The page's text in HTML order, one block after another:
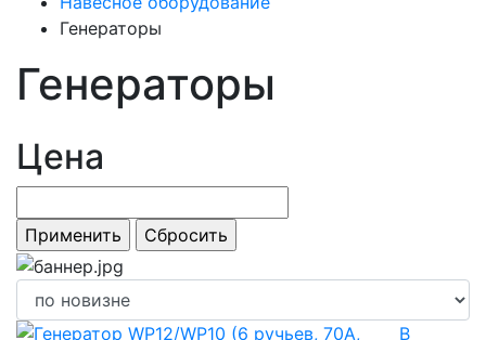
Генераторы
Генераторы
Цена
В